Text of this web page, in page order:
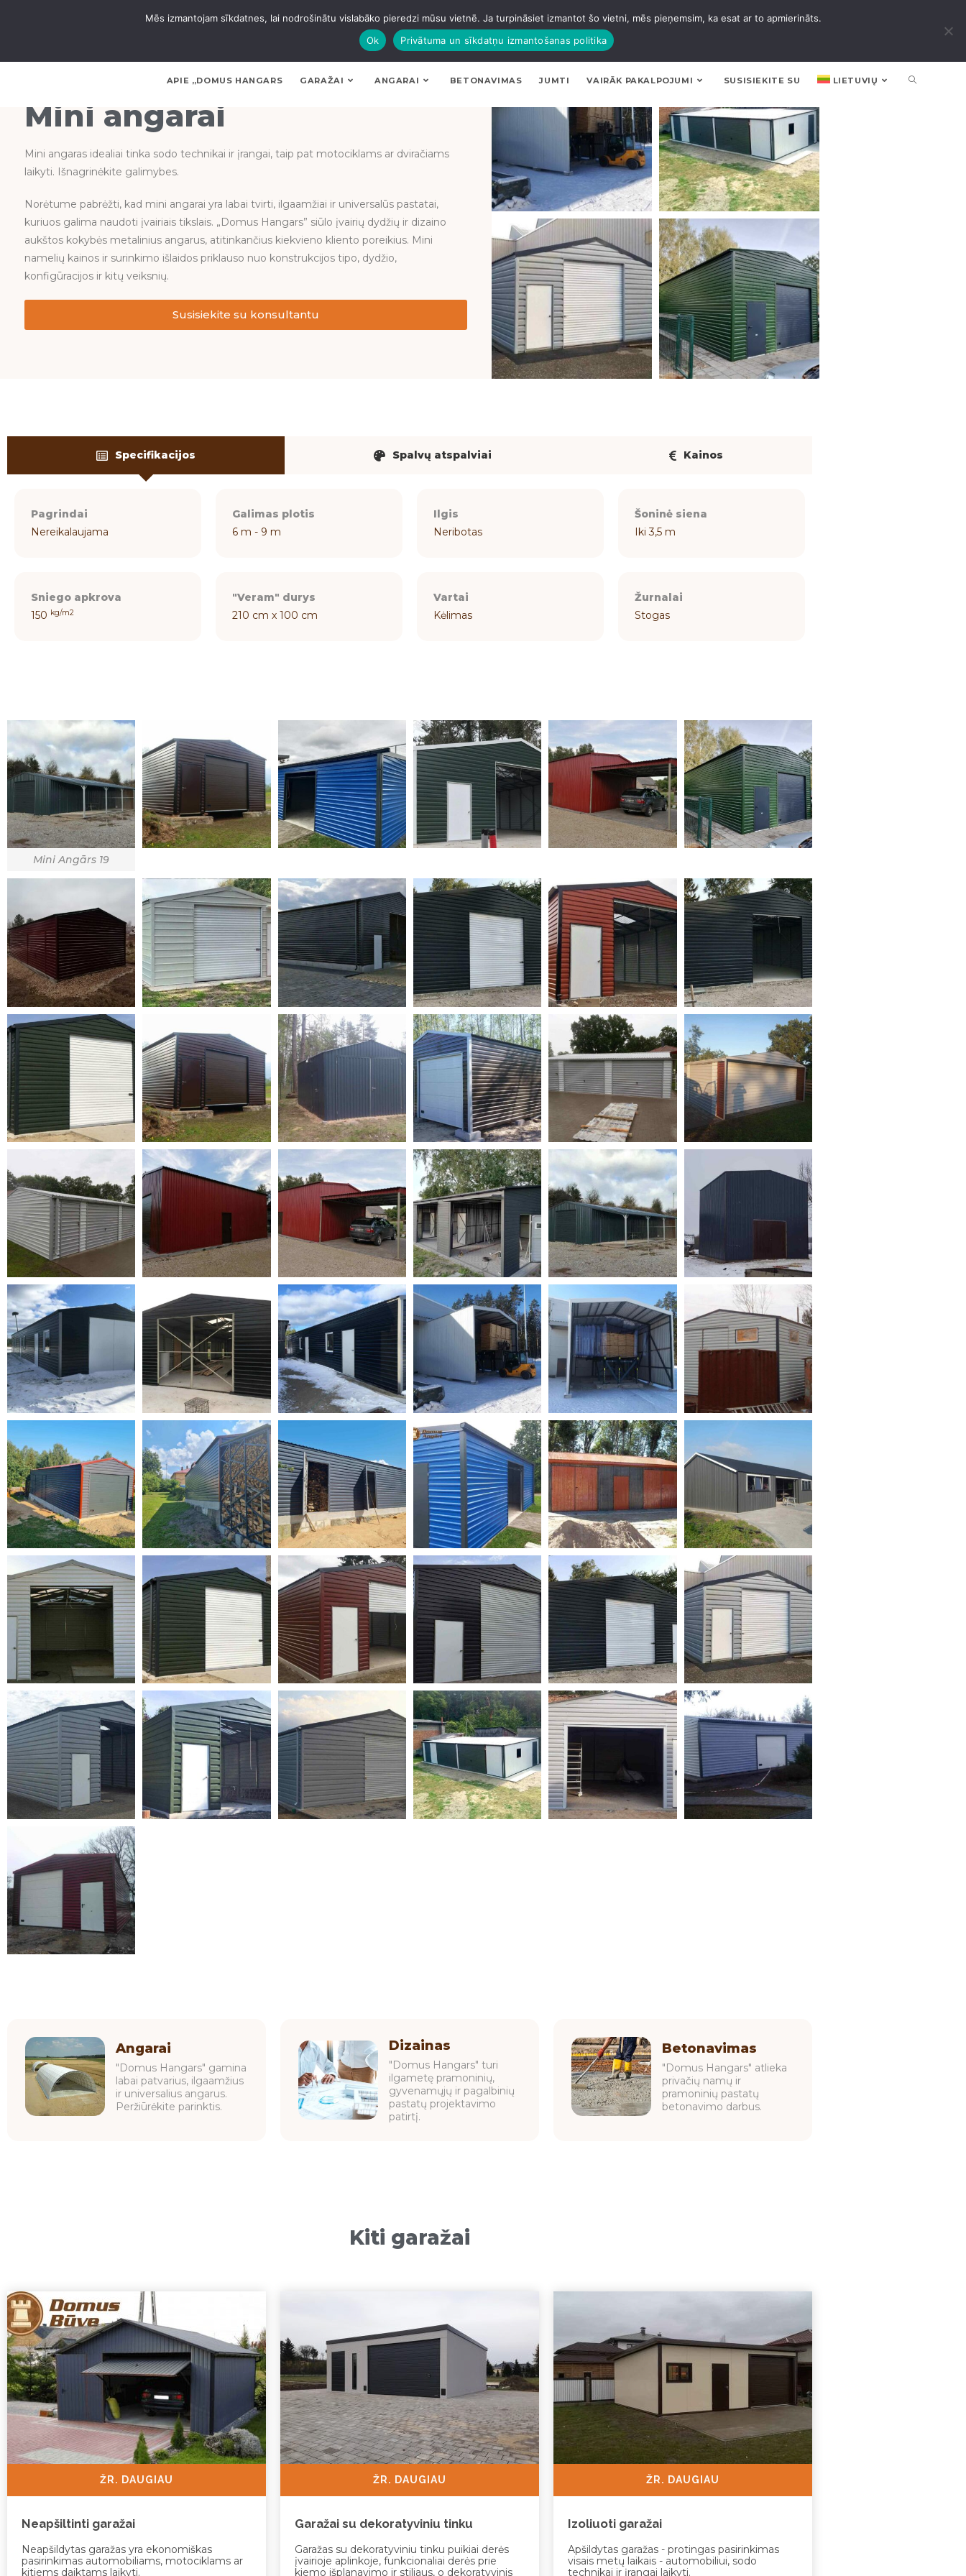
APIE „DOMUS HANGARS GARAŽAI ANGARAI BETONAVIMAS JUMTI VAIRĀK PAKALPOJUMI SUSISIEKITE SU LIETUVIŲ
Mini angarai
Mini angaras idealiai tinka sodo technikai ir įrangai, taip pat motociklams ar dviračiams
laikyti. Išnagrinėkite galimybes.
Norėtume pabrėžti, kad mini angarai yra labai tvirti, ilgaamžiai ir universalūs pastatai,
kuriuos galima naudoti įvairiais tikslais. „Domus Hangars” siūlo įvairių dydžių ir dizaino
aukštos kokybės metalinius angarus, atitinkančius kiekvieno kliento poreikius. Mini
namelių kainos ir surinkimo išlaidos priklauso nuo konstrukcijos tipo, dydžio,
konfigūracijos ir kitų veiksnių.
Susisiekite su konsultantu
Specifikacijos Spalvų atspalviai Kainos
Pagrindai
Nereikalaujama
Galimas plotis
6 m - 9 m
Ilgis
Neribotas
Šoninė siena
Iki 3,5 m
Sniego apkrova
150 kg/m2
"Veram" durys
210 cm x 100 cm
Vartai
Kėlimas
Žurnalai
Stogas
Mini Angārs 19
Angarai
"Domus Hangars" gamina
labai patvarius, ilgaamžius
ir universalius angarus.
Peržiūrėkite parinktis.
Dizainas
"Domus Hangars" turi
ilgametę pramoninių,
gyvenamųjų ir pagalbinių
pastatų projektavimo
patirtį.
Betonavimas
"Domus Hangars" atlieka
privačių namų ir
pramoninių pastatų
betonavimo darbus.
Kiti garažai
ŽR. DAUGIAU
Neapšiltinti garažai
Neapšildytas garažas yra ekonomiškas
pasirinkimas automobiliams, motociklams ar
kitiems daiktams laikyti.
ŽR. DAUGIAU
Garažai su dekoratyviniu tinku
Garažas su dekoratyviniu tinku puikiai derės
įvairioje aplinkoje, funkcionaliai derės prie
kiemo išplanavimo ir stiliaus, o dekoratyvinis
ŽR. DAUGIAU
Izoliuoti garažai
Apšildytas garažas - protingas pasirinkimas
visais metų laikais - automobiliui, sodo
technikai ir įrangai laikyti.
Mēs izmantojam sīkdatnes, lai nodrošinātu vislabāko pieredzi mūsu vietnē. Ja turpināsiet izmantot šo vietni, mēs pieņemsim, ka esat ar to apmierināts.
Ok
Privātuma un sīkdatņu izmantošanas politika